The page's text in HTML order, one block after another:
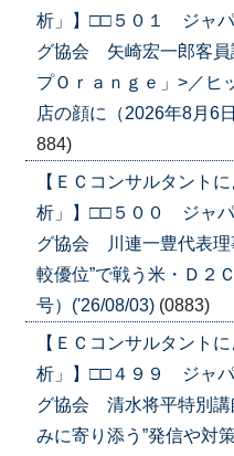
析」】□□５０１ ジャパ
グ協会 矢崎宏一郎客
プＯｒａｎｇｅ」>／ヒ
店の顔に（2026年8月6
884)
【ＥＣコンサルタント
析」】□□５００ ジャパ
グ協会 川連一豊代表
較優位”で戦う米・Ｄ２
号）('26/08/03) (0883)
【ＥＣコンサルタント
析」】□□４９９ ジャパ
グ協会 清水将平特別
みに寄り添う”発信や対